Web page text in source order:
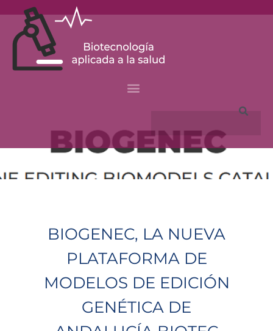
content
Search
BIOGENEC, LA NUEVA
PLATAFORMA DE
MODELOS DE EDICIÓN
GENÉTICA DE